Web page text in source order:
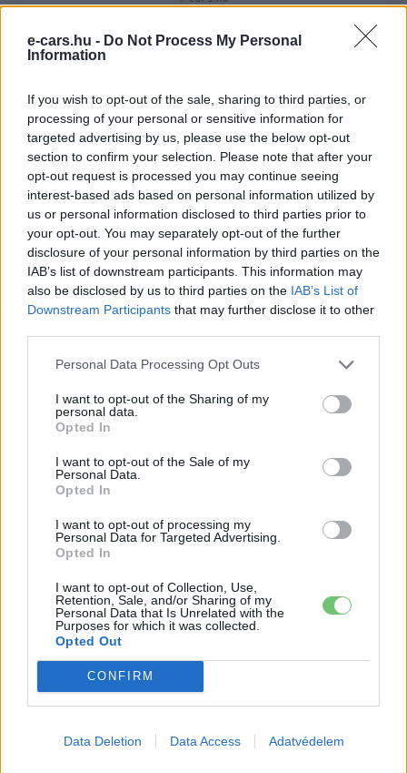
e-cars.hu - Do Not Process My Personal
Information
If you wish to opt-out of the sale, sharing to third parties, or
processing of your personal or sensitive information for
targeted advertising by us, please use the below opt-out
section to confirm your selection. Please note that after your
opt-out request is processed you may continue seeing
interest-based ads based on personal information utilized by
us or personal information disclosed to third parties prior to
your opt-out. You may separately opt-out of the further
disclosure of your personal information by third parties on the
IAB’s list of downstream participants. This information may
also be disclosed by us to third parties on the IAB’s List of
Downstream Participants that may further disclose it to other
Personal Data Processing Opt Outs
I want to opt-out of the Sharing of my
personal data.
Opted In
I want to opt-out of the Sale of my
Personal Data.
Opted In
I want to opt-out of processing my
Personal Data for Targeted Advertising.
Opted In
I want to opt-out of Collection, Use,
Retention, Sale, and/or Sharing of my
Personal Data that Is Unrelated with the
Purposes for which it was collected.
Opted Out
CONFIRM
Data Deletion Data Access Adatvédelem
Érdekelnek a legfrissebb hírek az e-autók világából, vagy
foglalkoztatnak a legújabb fejlesztések az elektromosság és a
fenntarthatóság területén? Akkor jó helyen jársz!
KAPCSOLÓDÓ CIKKEK TÖBB A SZERZŐTŐL
Elektromos
autó
Kína szigorú határt szabott: legfeljebb
5% lehet a hiba az elektromos autók
akkumulátor-kijelzőjén
Elektromos
A Leapmotor átlépte a 100 ezres
Elektromos
ezzel indulhat harcba a Xpeng új